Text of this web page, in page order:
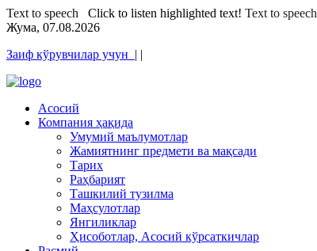
Text to speech Click to listen highlighted text! Text to speech
Жума, 07.08.2026
Заиф кўрувчилар учун | |
Асосий
Компания ҳақида
Умумий маълумотлар
Жамиятнинг предмети ва мақсади
Тарих
Раҳбарият
Ташкилий тузилма
Маҳсулотлар
Янгиликлар
Ҳисоботлар, Асосий кўрсаткичлар